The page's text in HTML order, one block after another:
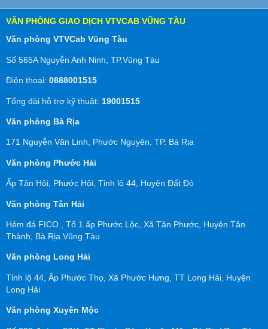
VĂN PHÒNG GIAO DỊCH VTVCAB VŨNG TÀU
Văn phòng VTVCab Vũng Tàu
Số 565A Nguyễn Anh Ninh, TP.Vũng Tàu
Điện thoại: 0888001515
Tổng đài hỗ trợ kỹ thuật: 19001515
Văn phòng Bà Rịa
171 Nguyễn Văn Linh, Phước Nguyên, TP. Bà Rịa
Văn phòng Phước Hải
Ấp Tân Hội, Phước Hội, Tỉnh lộ 44, Huyện Đất Đỏ
Văn phòng Tân Hải
Hẻm đá FICO , Tổ 1 ấp Phước Lộc, Xã Tân Phước, Huyện Tân
Thành, Bà Rịa Vũng Tàu
Văn phòng Long Hải
Tỉnh lộ 44, Ấp Phước Thọ, Xã Phước Hưng, TT Long Hải, Huyện
Long Hải
Văn phòng Xuyên Mộc